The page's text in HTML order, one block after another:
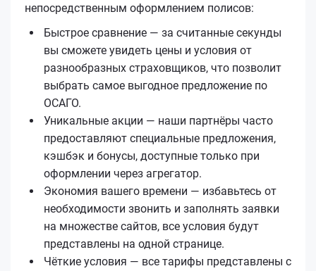
непосредственным оформлением полисов:
Быстрое сравнение — за считанные секунды
вы сможете увидеть цены и условия от
разнообразных страховщиков, что позволит
выбрать самое выгодное предложение по
ОСАГО.
Уникальные акции — наши партнёры часто
предоставляют специальные предложения,
кэшбэк и бонусы, доступные только при
оформлении через агрегатор.
Экономия вашего времени — избавьтесь от
необходимости звонить и заполнять заявки
на множестве сайтов, все условия будут
представлены на одной странице.
Чёткие условия — все тарифы представлены с